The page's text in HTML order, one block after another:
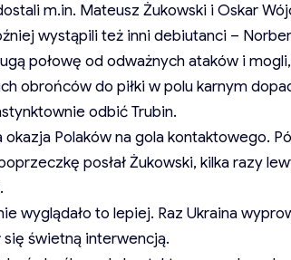
m.in. Mateusz Żukowski i Oskar
wystąpili też inni debiutanci –
połowę od odważnych ataków i
obrońców do piłki w polu karnym
odbić Trubin.
okazja Polaków na gola kontaktowego.
posłał Żukowski, kilka razy
wyglądało to lepiej. Raz Ukraina
się świetną interwencją.